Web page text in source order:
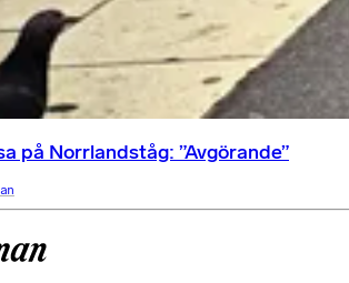
på Norrlandståg: ”Avgörande”